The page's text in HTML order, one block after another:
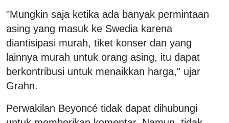
"Mungkin saja ketika ada banyak permintaan
asing yang masuk ke Swedia karena
diantisipasi murah, tiket konser dan yang
lainnya murah untuk orang asing, itu dapat
berkontribusi untuk menaikkan harga," ujar
Grahn.
Perwakilan Beyoncé tidak dapat dihubungi